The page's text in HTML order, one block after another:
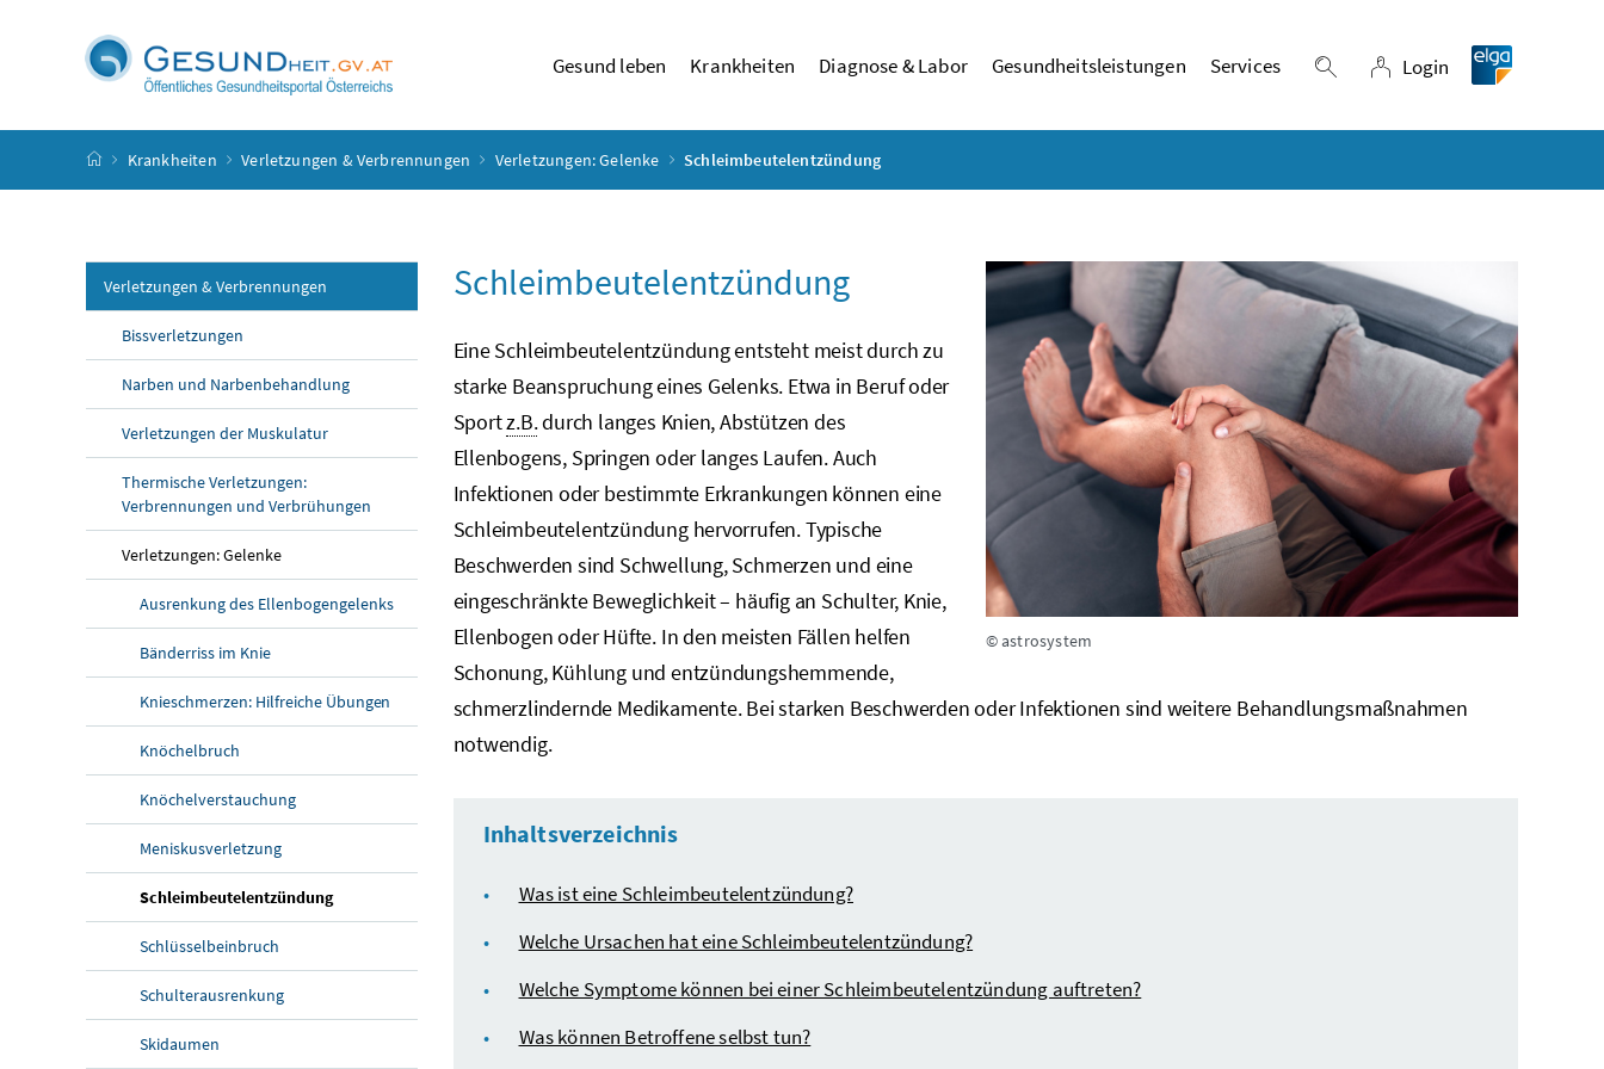
Gesund leben Krankheiten Diagnose & Labor Gesundheitsleistungen Services Suche einblenden
Login
Login
Startseite
Krankheiten Verletzungen & Verbrennungen Verletzungen: Gelenke Schleimbeutelentzündung
Verletzungen & Verbrennungen
Bissverletzungen
Narben und Narbenbehandlung
Verletzungen der Muskulatur
Thermische Verletzungen:
Verbrennungen und Verbrühungen
Verletzungen: Gelenke
Ausrenkung des Ellenbogengelenks
Bänderriss im Knie
Knieschmerzen: Hilfreiche Übungen
Knöchelbruch
Knöchelverstauchung
Meniskusverletzung
Schleimbeutelentzündung
Schlüsselbeinbruch
Schulterausrenkung
Skidaumen
© astrosystem
Schleimbeutelentzündung
Eine Schleimbeutelentzündung entsteht meist durch zu
starke Beanspruchung eines Gelenks. Etwa in Beruf oder
Sportz.B.durch langes Knien, Abstützen des
Ellenbogens, Springen oder langes Laufen. Auch
Infektionen oder bestimmte Erkrankungen können eine
Schleimbeutelentzündung hervorrufen. Typische
Beschwerden sind Schwellung, Schmerzen und eine
eingeschränkte Beweglichkeit – häufig an Schulter, Knie,
Ellenbogen oder Hüfte. In den meisten Fällen helfen
Schonung, Kühlung und entzündungshemmende,
schmerzlindernde Medikamente. Bei starken Beschwerden oder Infektionen sind weitere Behandlungsmaßnahmen
notwendig.
Inhaltsverzeichnis
Was ist eine Schleimbeutelentzündung?
Welche Ursachen hat eine Schleimbeutelentzündung?
Welche Symptome können bei einer Schleimbeutelentzündung auftreten?
Was können Betroffene selbst tun?